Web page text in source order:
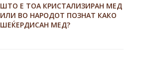
ШТО Е ТОА КРИСТАЛИЗИРАН МЕД
ИЛИ ВО НАРОДОТ ПОЗНАТ КАКО
ШЕЌЕРДИСАН МЕД?